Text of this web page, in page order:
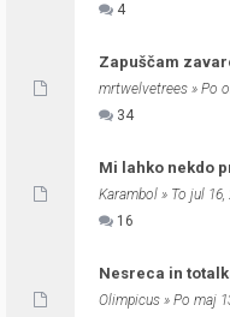
4
Zapuščam
mrtwelvetrees » Po
34
Mi lahko nekdo
Karambol » To jul 16,
16
Nesreca in
Olimpicus » Po maj